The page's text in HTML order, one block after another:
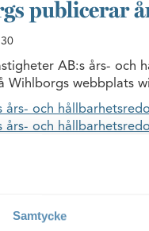
Samtycke
publicerar
AB:s års- och
Wihlborgs webbplats
års- och
års- och